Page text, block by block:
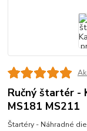
Ručný štartér -
MS181 MS211
Štartéry - Náhradné